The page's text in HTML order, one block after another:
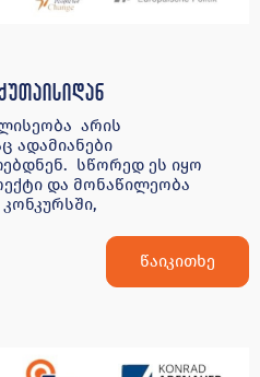
არის
ადამიანები
სწორედ ეს იყო
და მონაწილეობა
წაიკითხე